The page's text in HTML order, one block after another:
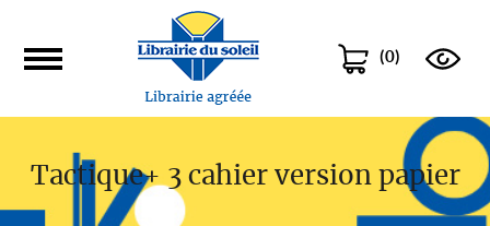
(0)
Tactique+ 3 cahier version papier